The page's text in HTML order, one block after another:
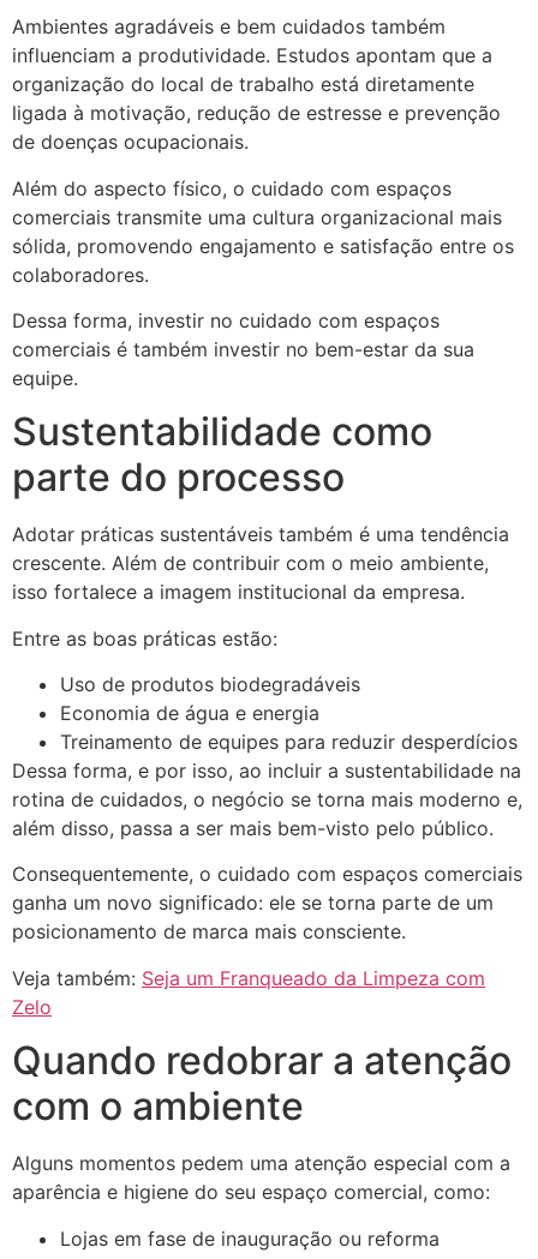
Ambientes agradáveis e bem cuidados também
influenciam a produtividade. Estudos apontam que a
organização do local de trabalho está diretamente
ligada à motivação, redução de estresse e prevenção
de doenças ocupacionais.
Além do aspecto físico, o cuidado com espaços
comerciais transmite uma cultura organizacional mais
sólida, promovendo engajamento e satisfação entre os
colaboradores.
Dessa forma, investir no cuidado com espaços
comerciais é também investir no bem-estar da sua
equipe.
Sustentabilidade como
parte do processo
Adotar práticas sustentáveis também é uma tendência
crescente. Além de contribuir com o meio ambiente,
isso fortalece a imagem institucional da empresa.
Entre as boas práticas estão:
Uso de produtos biodegradáveis
Economia de água e energia
Treinamento de equipes para reduzir desperdícios
Dessa forma, e por isso, ao incluir a sustentabilidade na
rotina de cuidados, o negócio se torna mais moderno e,
além disso, passa a ser mais bem-visto pelo público.
Consequentemente, o cuidado com espaços comerciais
ganha um novo significado: ele se torna parte de um
posicionamento de marca mais consciente.
Veja também: Seja um Franqueado da Limpeza com
Zelo
Quando redobrar a atenção
com o ambiente
Alguns momentos pedem uma atenção especial com a
aparência e higiene do seu espaço comercial, como:
Lojas em fase de inauguração ou reforma